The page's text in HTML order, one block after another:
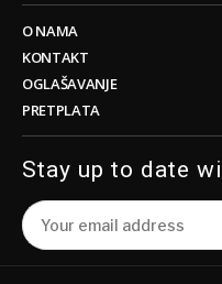
Prevoz
Trgovina
Insights
Intervju
Okrugli
sto
Insights
Intervju
Mišljenje
Okrugli
sto
Analiza
O NAMA
KONTAKT
OGLAŠAVANJE
PRETPLATA
Stay up to date